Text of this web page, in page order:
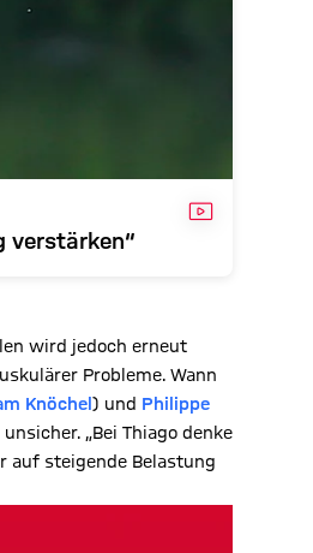
VIDEO
verstärken“
wird jedoch erneut
Probleme. Wann
Knöchel ) und Philippe
„Bei Thiago denke
auf steigende Belastung